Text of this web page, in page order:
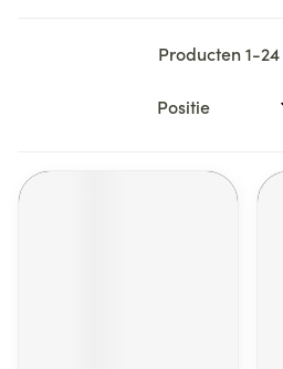
Producten1-24
Sorteer op: